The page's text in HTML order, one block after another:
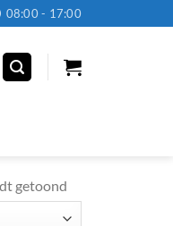
08:00 - 17:00
getoond